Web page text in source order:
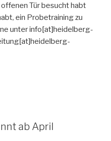
offenen Tür besucht habt
ein Probetraining zu
unter info[at]heidelberg-
ab April